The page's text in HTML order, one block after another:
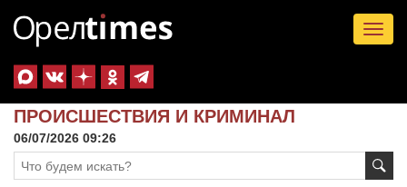
ПРОИСШЕСТВИЯ И КРИМИНАЛ
06/07/2026 09:26